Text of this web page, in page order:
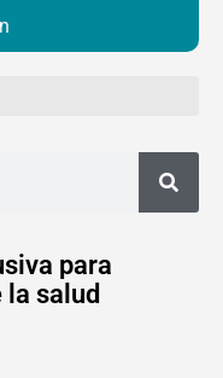
para
salud